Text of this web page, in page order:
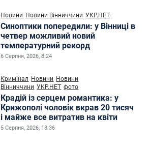
Новини Новини Вінниччини УКР.НЕТ
Синоптики попередили: у Вінниці в
четвер можливий новий
температурний рекорд
6 Серпня, 2026, 8:24
Кримінал Новини Новини
Вінниччини УКР.НЕТ фото
Крадій із серцем романтика: у
Крижополі чоловік вкрав 20 тисяч
і майже все витратив на квіти
5 Серпня, 2026, 18:36